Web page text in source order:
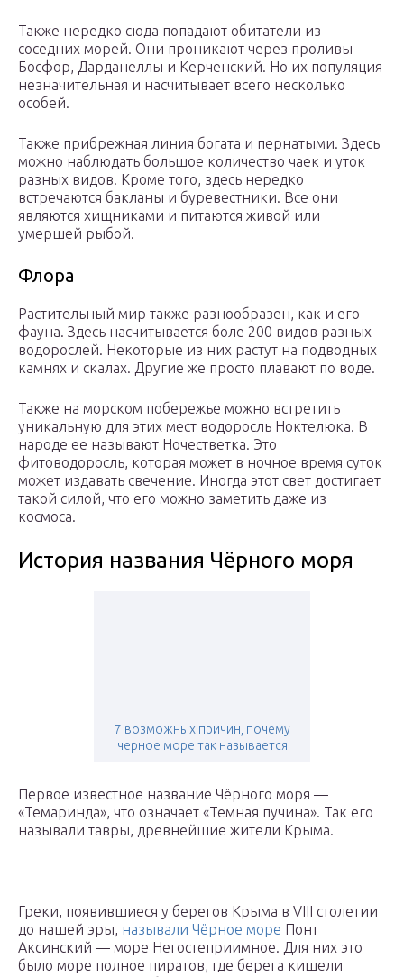
Также нередко сюда попадают обитатели из
соседних морей. Они проникают через проливы
Босфор, Дарданеллы и Керченский. Но их популяция
незначительная и насчитывает всего несколько
особей.
Также прибрежная линия богата и пернатыми. Здесь
можно наблюдать большое количество чаек и уток
разных видов. Кроме того, здесь нередко
встречаются бакланы и буревестники. Все они
являются хищниками и питаются живой или
умершей рыбой.
Флора
Растительный мир также разнообразен, как и его
фауна. Здесь насчитывается боле 200 видов разных
водорослей. Некоторые из них растут на подводных
камнях и скалах. Другие же просто плавают по воде.
Также на морском побережье можно встретить
уникальную для этих мест водоросль Ноктелюка. В
народе ее называют Ночестветка. Это
фитоводоросль, которая может в ночное время суток
может издавать свечение. Иногда этот свет достигает
такой силой, что его можно заметить даже из
космоса.
История названия Чёрного моря
7 возможных причин, почему
черное море так называется
Первое известное название Чёрного моря —
«Темаринда», что означает «Темная пучина». Так его
называли тавры, древнейшие жители Крыма.
Греки, появившиеся у берегов Крыма в VIII столетии
до нашей эры, называли Чёрное море Понт
Аксинский — море Негостеприимное. Для них это
было море полное пиратов, где берега кишели